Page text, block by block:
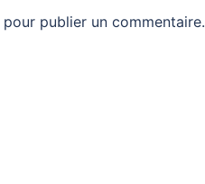
pour publier un commentaire.